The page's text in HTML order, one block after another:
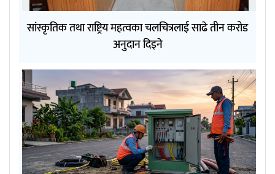
सांस्कृतिक तथा राष्ट्रिय महत्वका चलचित्रलाई साढे तीन करोड
अनुदान दिइने